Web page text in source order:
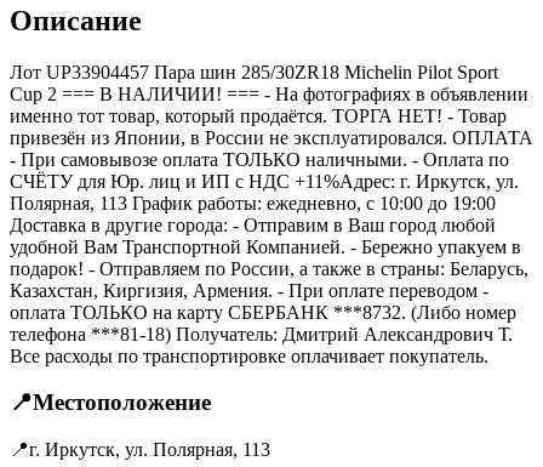
Описание
Лот UP33904457 Пара шин 285/30ZR18 Michelin Pilot Sport
Cup 2 === B НАЛИЧИИ! === - На фотографиях в объявлении
именно тот товар, который продаётся. ТОРГА НЕТ! - Товар
привезён из Японии, в России не эксплуатировался. ОПЛАТА
- При самовывозе оплата ТОЛЬКО наличными. - Оплата по
СЧЁТУ для Юр. лиц и ИП с НДС +11%Адрес: г. Иркутск, ул.
Полярная, 113 График работы: ежедневно, с 10:00 до 19:00
Доставка в другие города: - Отправим в Ваш город любой
удобной Вам Транспортной Компанией. - Бережно упакуем в
подарок! - Отправляем по России, а также в страны: Беларусь,
Казахстан, Киргизия, Армения. - При оплате переводом -
оплата ТОЛЬКО на карту СБЕРБАНК ***8732. (Либо номер
телефона ***81-18) Получатель: Дмитрий Александрович Т.
Все расходы по транспортировке оплачивает покупатель.
📍Местоположение
📍г. Иркутск, ул. Полярная, 113